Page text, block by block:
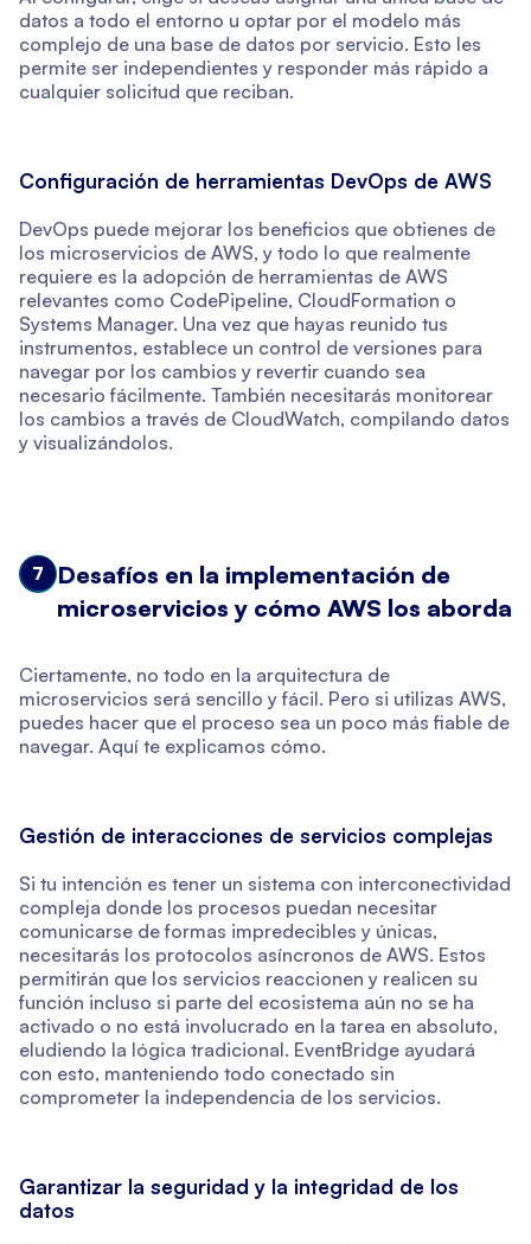
datos a todo el entorno u optar por el modelo más
complejo de una base de datos por servicio. Esto les
permite ser independientes y responder más rápido a
cualquier solicitud que reciban.
Configuración de herramientas DevOps de AWS
DevOps puede mejorar los beneficios que obtienes de
los microservicios de AWS, y todo lo que realmente
requiere es la adopción de herramientas de AWS
relevantes como CodePipeline, CloudFormation o
Systems Manager. Una vez que hayas reunido tus
instrumentos, establece un control de versiones para
navegar por los cambios y revertir cuando sea
necesario fácilmente. También necesitarás monitorear
los cambios a través de CloudWatch, compilando datos
y visualizándolos.
7
Desafíos en la implementación de
microservicios y cómo AWS los aborda
Ciertamente, no todo en la arquitectura de
microservicios será sencillo y fácil. Pero si utilizas AWS,
puedes hacer que el proceso sea un poco más fiable de
navegar. Aquí te explicamos cómo.
Gestión de interacciones de servicios complejas
Si tu intención es tener un sistema con interconectividad
compleja donde los procesos puedan necesitar
comunicarse de formas impredecibles y únicas,
necesitarás los protocolos asíncronos de AWS. Estos
permitirán que los servicios reaccionen y realicen su
función incluso si parte del ecosistema aún no se ha
activado o no está involucrado en la tarea en absoluto,
eludiendo la lógica tradicional. EventBridge ayudará
con esto, manteniendo todo conectado sin
comprometer la independencia de los servicios.
Garantizar la seguridad y la integridad de los
datos